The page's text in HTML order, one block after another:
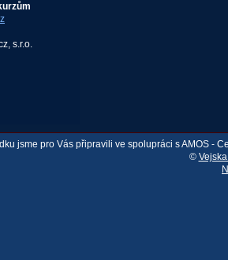
s.r.o.
jsme pro Vás připravili ve spolupráci s AMOS -
©